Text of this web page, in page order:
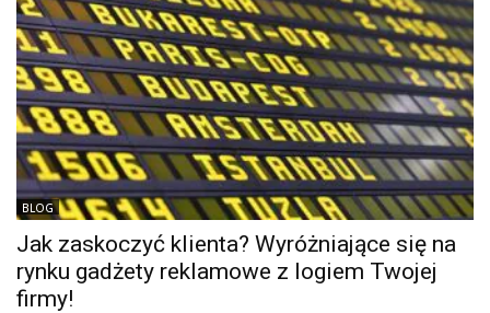
BLOG
Jak zaskoczyć klienta? Wyróżniające się na
rynku gadżety reklamowe z logiem Twojej
firmy!